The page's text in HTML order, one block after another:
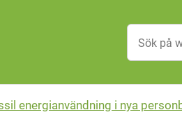
energianvändning i nya